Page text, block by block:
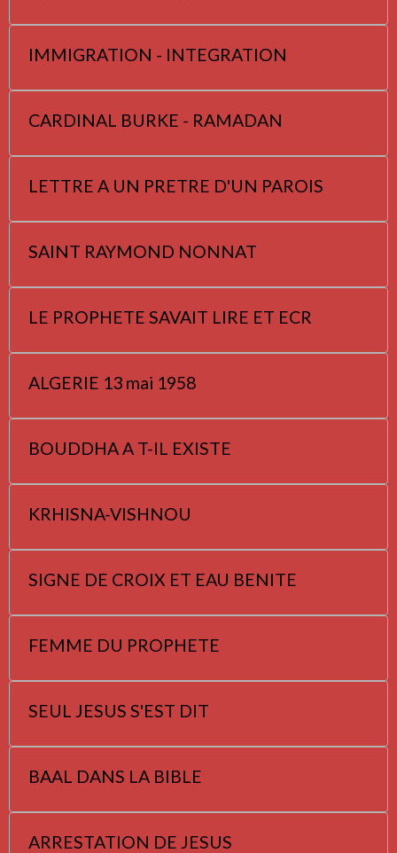
IMMIGRATION - INTEGRATION
CARDINAL BURKE - RAMADAN
LETTRE A UN PRETRE D'UN PAROIS
SAINT RAYMOND NONNAT
LE PROPHETE SAVAIT LIRE ET ECR
ALGERIE 13 mai 1958
BOUDDHA A T-IL EXISTE
KRHISNA-VISHNOU
SIGNE DE CROIX ET EAU BENITE
FEMME DU PROPHETE
SEUL JESUS S'EST DIT
BAAL DANS LA BIBLE
ARRESTATION DE JESUS